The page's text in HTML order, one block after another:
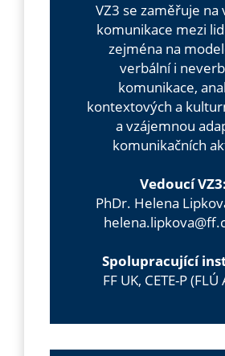
VZ3 se zaměřuje na
komunikace mezi
zejména na
verbální i
komunikace,
kontextových a
a vzájemnou
komunikačních
Vedoucí VZ3:
PhDr. Helena
Spolupracující
FF UK, CETE-P (FLÚ